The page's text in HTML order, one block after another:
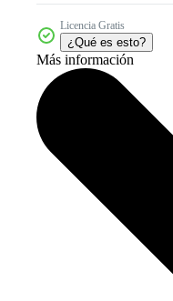
Licencia Gratis
¿Qué es esto?
Más información